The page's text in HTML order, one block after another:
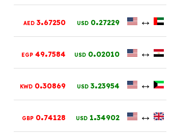
↔
0.27229
USD
3.67250
AED
↔
0.02010
USD
49.7584
EGP
↔
3.23954
USD
0.30869
KWD
↔
1.34902
USD
0.74128
GBP